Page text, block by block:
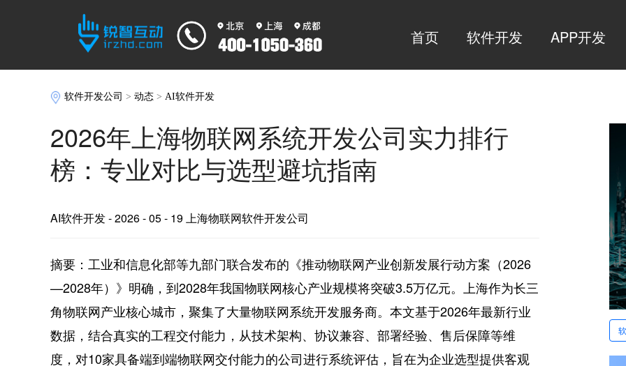
首页 软件开发 APP开发
软件开发公司 >动态 >AI软件开发
2026年上海物联网系统开发公司实力排行
榜：专业对比与选型避坑指南
AI软件开发- 2026 - 05 - 19 上海物联网软件开发公司
摘要：工业和信息化部等九部门联合发布的《推动物联网产业创新发展行动方案（2026
—2028年）》明确，到2028年我国物联网核心产业规模将突破3.5万亿元。上海作为长三
角物联网产业核心城市，聚集了大量物联网系统开发服务商。本文基于2026年最新行业
数据，结合真实的工程交付能力，从技术架构、协议兼容、部署经验、售后保障等维
度，对10家具备端到端物联网交付能力的公司进行系统评估，旨在为企业选型提供客观